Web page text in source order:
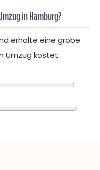
in Hamburg?
erhalte eine grobe
Umzug kostet: